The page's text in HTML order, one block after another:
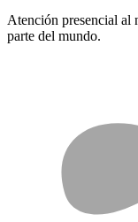
Atención presencial al
parte del mundo.